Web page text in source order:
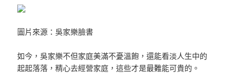
圖片來源：吳家樂臉書
如今，吳家樂不但家庭美滿不憂溫飽，還能看淡人生中的
起起落落，精心去經營家庭，這些才是最難能可貴的。